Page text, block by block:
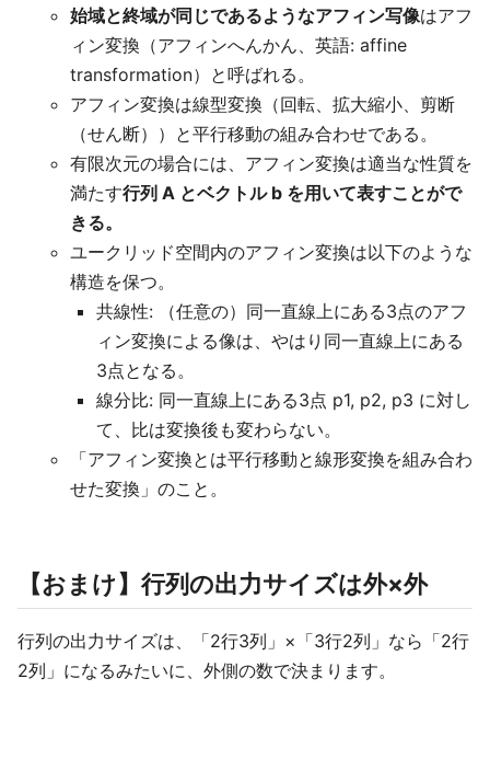
始域と終域が同じであるようなアフィン写像はアフ
ィン変換（アフィンへんかん、英語: affine
transformation）と呼ばれる。
アフィン変換は線型変換（回転、拡大縮小、剪断
（せん断））と平行移動の組み合わせである。
有限次元の場合には、アフィン変換は適当な性質を
満たす行列 A とベクトル b を用いて表すことがで
きる。
ユークリッド空間内のアフィン変換は以下のような
構造を保つ。
共線性: （任意の）同一直線上にある3点のアフ
ィン変換による像は、やはり同一直線上にある
3点となる。
線分比: 同一直線上にある3点 p1, p2, p3 に対し
て、比は変換後も変わらない。
「アフィン変換とは平行移動と線形変換を組み合わ
せた変換」のこと。
【おまけ】行列の出力サイズは外×外
行列の出力サイズは、「2行3列」×「3行2列」なら「2行
2列」になるみたいに、外側の数で決まります。